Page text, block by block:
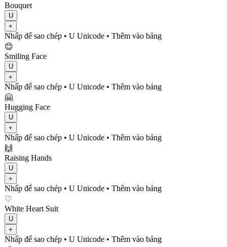
Bouquet
U
+
Nhấp để sao chép • U Unicode • Thêm vào bảng
😊
Smiling Face
U
+
Nhấp để sao chép • U Unicode • Thêm vào bảng
🤗
Hugging Face
U
+
Nhấp để sao chép • U Unicode • Thêm vào bảng
🙌
Raising Hands
U
+
Nhấp để sao chép • U Unicode • Thêm vào bảng
♡
White Heart Suit
U
+
Nhấp để sao chép • U Unicode • Thêm vào bảng